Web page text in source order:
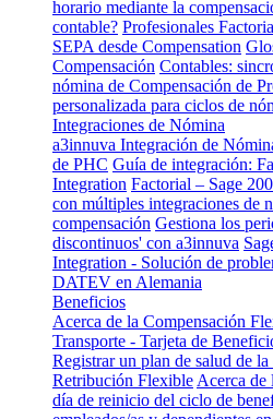
horario mediante la
contable? Profesionales
SEPA desde Compensation
Compensación Contables:
nómina de Compensación de
personalizada para ciclos de
Integraciones de Nómina
a3innuva Integración de
de PHC Guía de integración:
Integration Factorial – Sage
con múltiples integraciones de
compensación Gestiona los
discontinuos' con a3innuva
Integration - Solución de
DATEV en Alemania
Beneficios
Acerca de la Compensación
Transporte - Tarjeta de
Registrar un plan de salud de la
Retribución Flexible Acerca de
día de reinicio del ciclo de